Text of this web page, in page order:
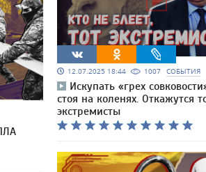
12.07.2025 18:44 1007 СОБЫТИЯ
Искупать «грех
стоя на коленях. Откажутся
экстремисты